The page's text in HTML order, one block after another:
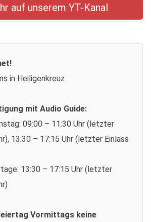
auf unserem YT-Kanal
in Heiligenkreuz
mit Audio Guide:
09:00 – 11:30 Uhr (letzter
13:30 – 17:15 Uhr (letzter Einlass
13:30 – 17:15 Uhr (letzter
Vormittags keine